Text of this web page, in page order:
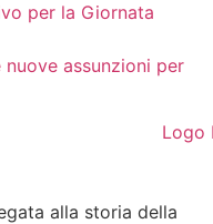
per la Giornata
assunzioni per
alla storia della